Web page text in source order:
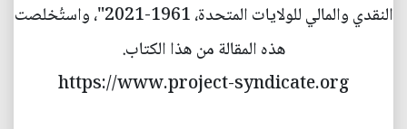
النقدي والمالي للولايات المتحدة، 1961-2021"، واستُخلصت
هذه المقالة من هذا الكتاب.
https://www.project-syndicate.org